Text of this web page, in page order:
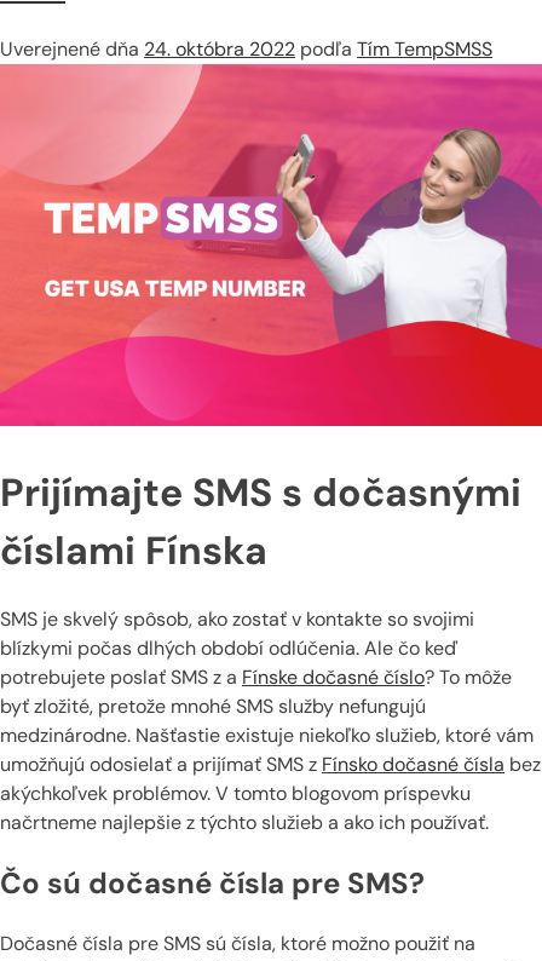
Uverejnené dňa 24. októbra 2022 podľa Tím TempSMSS
Prijímajte SMS s dočasnými
číslami Fínska
SMS je skvelý spôsob, ako zostať v kontakte so svojimi
blízkymi počas dlhých období odlúčenia. Ale čo keď
potrebujete poslať SMS z a Fínske dočasné číslo? To môže
byť zložité, pretože mnohé SMS služby nefungujú
medzinárodne. Našťastie existuje niekoľko služieb, ktoré vám
umožňujú odosielať a prijímať SMS z Fínsko dočasné čísla bez
akýchkoľvek problémov. V tomto blogovom príspevku
načrtneme najlepšie z týchto služieb a ako ich používať.
Čo sú dočasné čísla pre SMS?
Dočasné čísla pre SMS sú čísla, ktoré možno použiť na